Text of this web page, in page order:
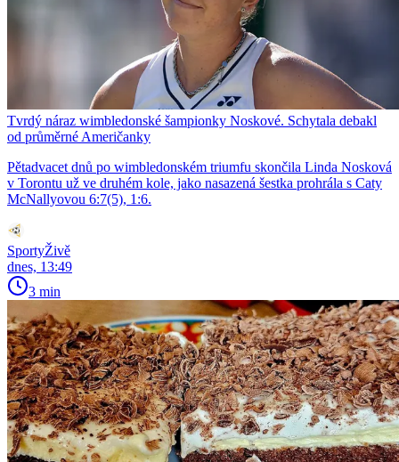
Tvrdý náraz wimbledonské šampionky Noskové. Schytala debakl
od průměrné Američanky
Pětadvacet dnů po wimbledonském triumfu skončila Linda Nosková
v Torontu už ve druhém kole, jako nasazená šestka prohrála s Caty
McNallyovou 6:7(5), 1:6.
SportyŽivě
dnes, 13:49
3 min